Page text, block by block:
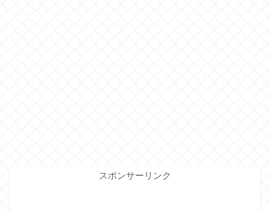
スポンサーリンク